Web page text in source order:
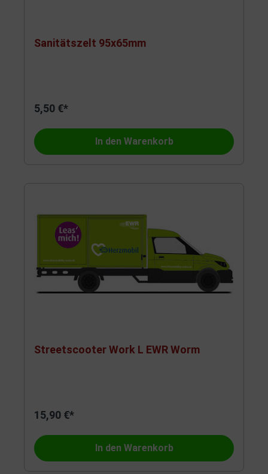
Sanitätszelt 95x65mm
5,50 €*
In den Warenkorb
Streetscooter Work L EWR Worm
15,90 €*
In den Warenkorb